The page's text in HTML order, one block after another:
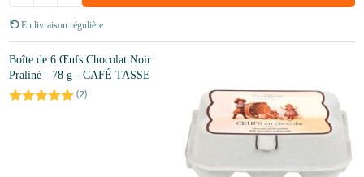
En livraison régulière
Boîte de 6 Œufs Chocolat Noir
Praliné - 78 g - CAFÉ TASSE
(2)